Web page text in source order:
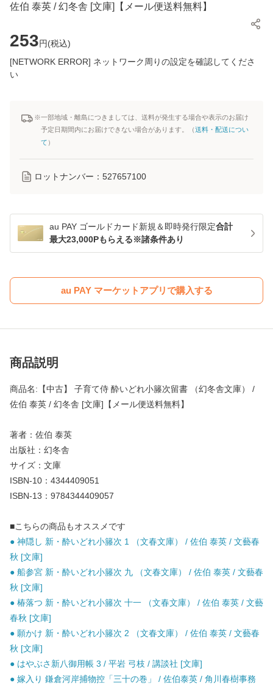
佐伯 泰英 / 幻冬舎 [文庫]【メール便送料無料】
253円(税込)
[NETWORK ERROR] ネットワーク周りの設定を確認してくださ
い
※一部地域・離島につきましては、送料が発生する場合や表示のお届け
予定日期間内にお届けできない場合があります。（送料・配送につい
て ）
ロットナンバー： 527657100
au PAY ゴールドカード新規＆即時発行限定合計
最大23,000Pもらえる※諸条件あり
au PAY マーケットアプリで購入する
商品説明
商品名:【中古】 子育て侍 酔いどれ小籐次留書 （幻冬舎文庫） /
佐伯 泰英 / 幻冬舎 [文庫]【メール便送料無料】
著者：佐伯 泰英
出版社：幻冬舎
サイズ：文庫
ISBN-10：4344409051
ISBN-13：9784344409057
■こちらの商品もオススメです
● 神隠し 新・酔いどれ小籐次 1 （文春文庫） / 佐伯 泰英 / 文藝春
秋 [文庫]
● 船参宮 新・酔いどれ小籐次 九 （文春文庫） / 佐伯 泰英 / 文藝春
秋 [文庫]
● 椿落つ 新・酔いどれ小籐次 十一 （文春文庫） / 佐伯 泰英 / 文藝
春秋 [文庫]
● 願かけ 新・酔いどれ小籐次 2 （文春文庫） / 佐伯 泰英 / 文藝春
秋 [文庫]
● はやぶさ新八御用帳 3 / 平岩 弓枝 / 講談社 [文庫]
● 嫁入り 鎌倉河岸捕物控「三十の巻」 / 佐伯泰英 / 角川春樹事務